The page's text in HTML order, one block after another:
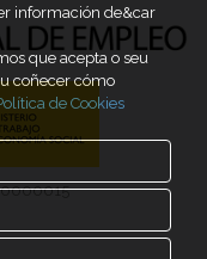
información de&car
que acepta o seu
coñecer cómo
de Cookies